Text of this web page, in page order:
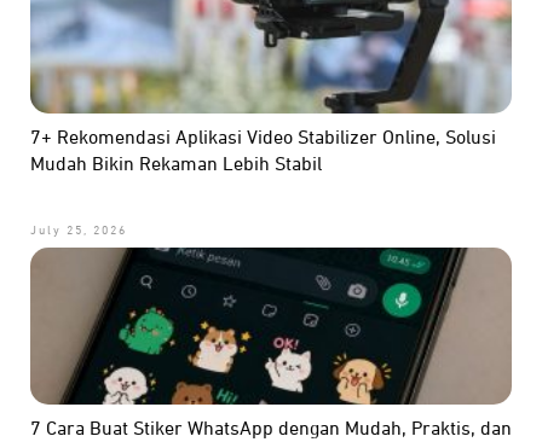
7+ Rekomendasi Aplikasi Video Stabilizer Online, Solusi
Mudah Bikin Rekaman Lebih Stabil
July 25, 2026
7 Cara Buat Stiker WhatsApp dengan Mudah, Praktis, dan